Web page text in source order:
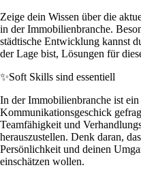
Zeige dein Wissen über die
in der Immobilienbranche.
städtische Entwicklung kannst
der Lage bist, Lösungen für
✨Soft Skills sind essentiell
In der Immobilienbranche ist
Kommunikationsgeschick
Teamfähigkeit und
herauszustellen. Denk daran,
Persönlichkeit und deinen
einschätzen wollen.